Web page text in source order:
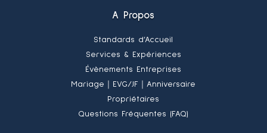
A Propos
Standards d’Accueil
Services & Expériences
Évènements Entreprises
Mariage
｜EVG/JF ｜Anniversaire
Propriétaires
Questions Fréquentes (FAQ)